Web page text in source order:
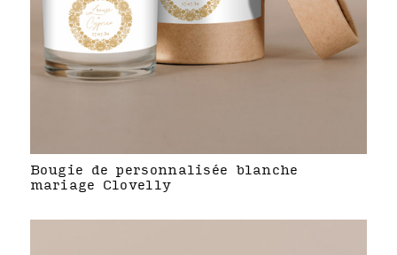
Bougie de personnalisée blanche
mariage Clovelly